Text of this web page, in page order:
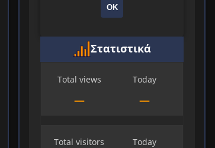
ΟΚ
Στατιστικά
Total views
—
Today
—
Total visitors Today